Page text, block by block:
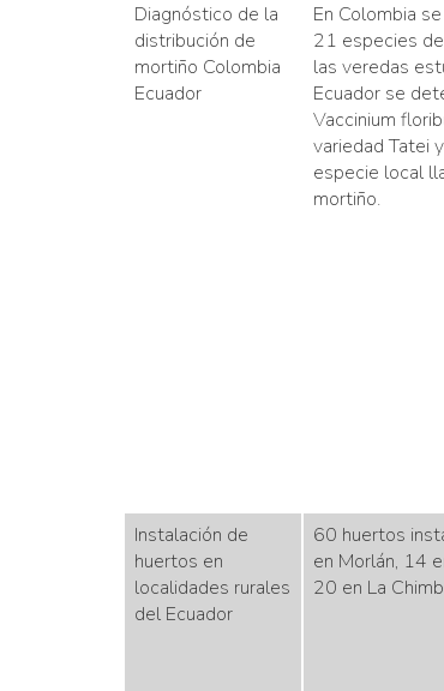
Diagnóstico de la
distribución de
mortiño Colombia
Ecuador
En Colombia
21 especies
las veredas
Ecuador se
Vaccinium
variedad Tatei
especie local
mortiño.
Instalación de
huertos en
localidades rurales
del Ecuador
60 huertos
en Morlán, 14
20 en La